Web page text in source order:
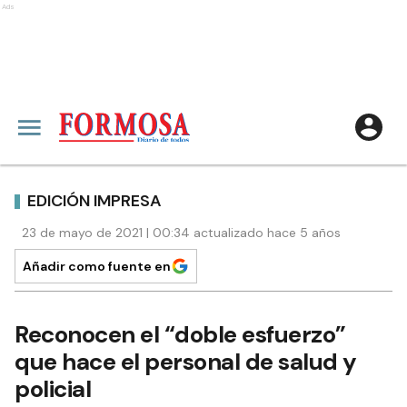
Ads
EDICIÓN IMPRESA
23 de mayo de 2021 | 00:34 actualizado hace 5 años
Añadir como fuente en
Reconocen el “doble esfuerzo”
que hace el personal de salud y
policial